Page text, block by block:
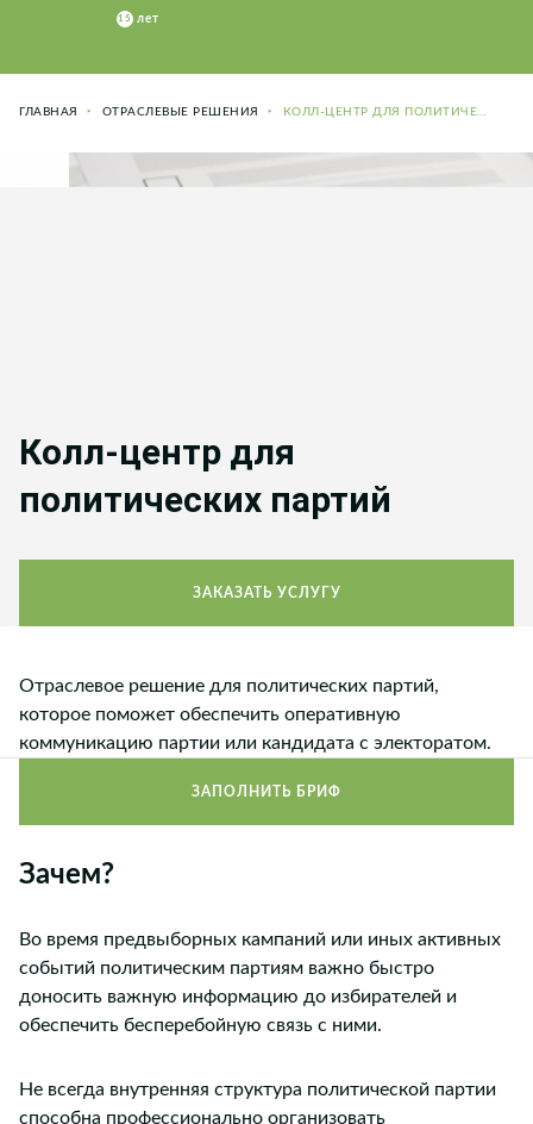
ГЛАВНАЯ ОТРАСЛЕВЫЕ РЕШЕНИЯ КОЛЛ-ЦЕНТР ДЛЯ ПОЛИТИЧЕСКИХ ПАРТИЙ
Колл-центр для
политических партий
ЗАКАЗАТЬ УСЛУГУ
Отраслевое решение для политических партий,
которое поможет обеспечить оперативную
коммуникацию партии или кандидата с электоратом.
ЗАПОЛНИТЬ БРИФ
Зачем?
Во время предвыборных кампаний или иных активных
событий политическим партиям важно быстро
доносить важную информацию до избирателей и
обеспечить бесперебойную связь с ними.
Не всегда внутренняя структура политической партии
способна профессионально организовать